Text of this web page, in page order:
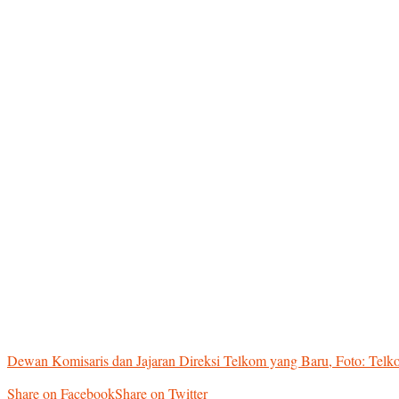
Dewan Komisaris dan Jajaran Direksi Telkom yang Baru, Foto:
Share on FacebookShare on Twitter